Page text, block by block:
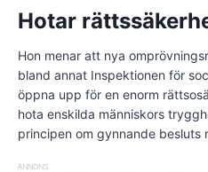
Hotar
Hon menar att nya
bland annat Inspektionen för
öppna upp för en enorm
hota enskilda människors
principen om gynnande besluts
ANNONS